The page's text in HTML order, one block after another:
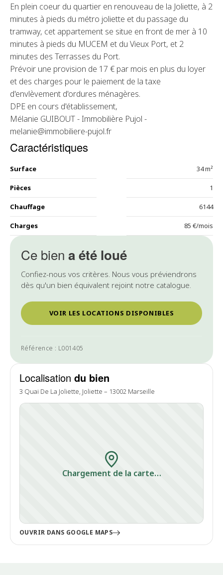
Ce bien a été loué
Confiez-nous vos critères. Nous vous préviendrons
dès qu'un bien équivalent rejoint notre catalogue.
VOIR LES LOCATIONS DISPONIBLES
Référence : L001405
Localisation du bien
3 Quai De La Joliette, Joliette – 13002 Marseille
Chargement de la carte…
OUVRIR DANS GOOGLE MAPS
En plein coeur du quartier en renouveau de la Joliette, à 2
minutes à pieds du métro joliette et du passage du
tramway, cet appartement se situe en front de mer à 10
minutes à pieds du MUCEM et du Vieux Port, et 2
minutes des Terrasses du Port.
Prévoir une provision de 17 € par mois en plus du loyer
et des charges pour le paiement de la taxe
d'envlèvement d'ordures ménagères.
DPE en cours d'établissement,
Mélanie GUIBOUT - Immobilière Pujol -
melanie@immobiliere-pujol.fr
Caractéristiques
Surface 34 m²
Pièces 1
Chauffage 6144
Charges 85 €/mois